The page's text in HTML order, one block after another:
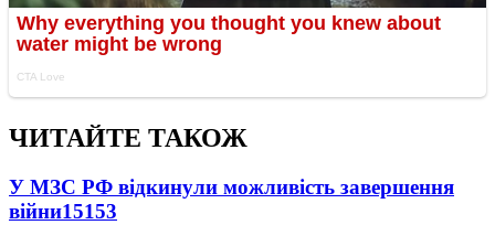
ЧИТАЙТЕ ТАКОЖ
У МЗС РФ відкинули можливість завершення
війни15153